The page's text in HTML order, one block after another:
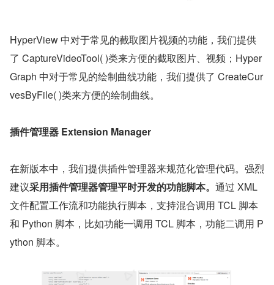
HyperView 中对于常见的截取图片视频的功能，我们提供
了 CaptureVideoTool( )类来方便的截取图片、视频；Hyper
Graph 中对于常见的绘制曲线功能，我们提供了 CreateCur
vesByFile( )类来方便的绘制曲线。
插件管理器 Extension Manager
在新版本中，我们提供插件管理器来规范化管理代码。强烈
建议采用插件管理器管理平时开发的功能脚本。 通过 XML
文件配置工作流和功能执行脚本，支持混合调用 TCL 脚本
和 Python 脚本，比如功能一调用 TCL 脚本，功能二调用 P
ython 脚本。